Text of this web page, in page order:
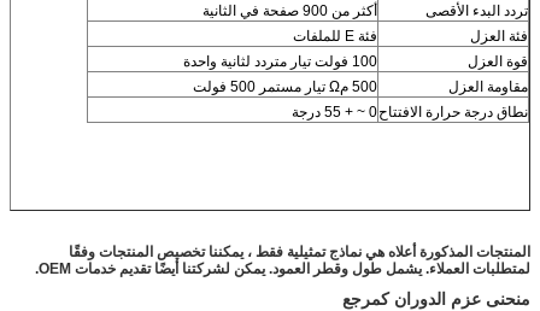
تردد البدء الأقصى
أكثر من 900 صفحة في الثانية
فئة العزل
فئة E للملفات
قوة العزل
100 فولت تيار متردد لثانية واحدة
مقاومة العزل
500 مΩ تيار مستمر 500 فولت
نطاق درجة حرارة الافتتاح0 ~ + 55 درجة
المنتجات المذكورة أعلاه هي نماذج تمثيلية فقط ، يمكننا تخصيص المنتجات وفقًا
لمتطلبات العملاء. يشمل طول وقطر العمود. يمكن لشركتنا أيضًا تقديم خدمات OEM.
منحنى عزم الدوران كمرجع